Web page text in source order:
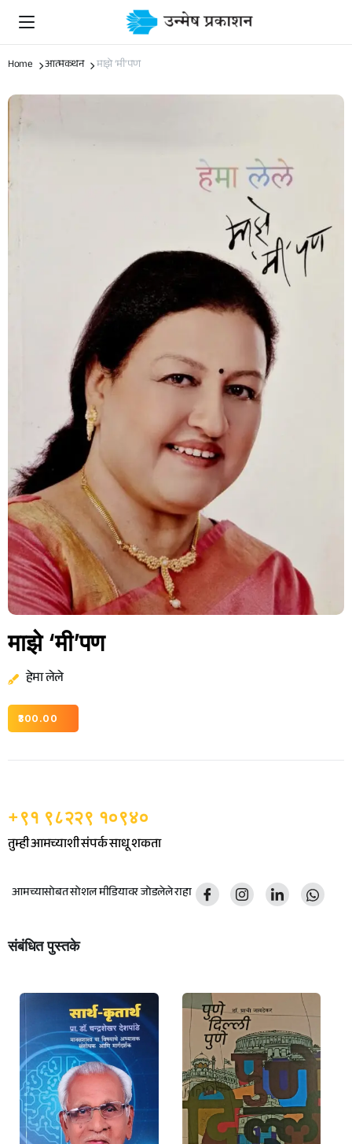
Home आत्मकथन माझे ‘मी’पण
माझे ‘मी’पण
हेमा लेले
300.00
+९१ ९८२२९ १०९४०
तुम्ही आमच्याशी संपर्क साधू शकता
आमच्यासोबत सोशल मीडियावर जोडलेले राहा
संबंधित पुस्तके